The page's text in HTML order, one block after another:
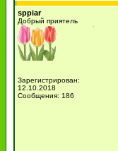
sppiar
Добрый приятель
Зарегистрирован:
12.10.2018
Сообщения: 186